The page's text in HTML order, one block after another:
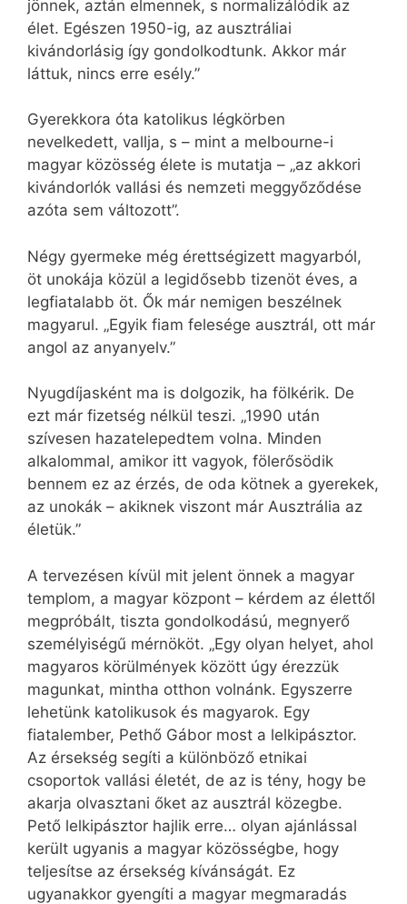
jönnek, aztán elmennek, s normalizálódik az
élet. Egészen 1950-ig, az ausztráliai
kivándorlásig így gondolkodtunk. Akkor már
láttuk, nincs erre esély.”
Gyerekkora óta katolikus légkörben
nevelkedett, vallja, s – mint a melbourne-i
magyar közösség élete is mutatja – „az akkori
kivándorlók vallási és nemzeti meggyőződése
azóta sem változott”.
Négy gyermeke még érettségizett magyarból,
öt unokája közül a legidősebb tizenöt éves, a
legfiatalabb öt. Ők már nemigen beszélnek
magyarul. „Egyik fiam felesége ausztrál, ott már
angol az anyanyelv.”
Nyugdíjasként ma is dolgozik, ha fölkérik. De
ezt már fizetség nélkül teszi. „1990 után
szívesen hazatelepedtem volna. Minden
alkalommal, amikor itt vagyok, fölerősödik
bennem ez az érzés, de oda kötnek a gyerekek,
az unokák – akiknek viszont már Ausztrália az
életük.”
A tervezésen kívül mit jelent önnek a magyar
templom, a magyar központ – kérdem az élettől
megpróbált, tiszta gondolkodású, megnyerő
személyiségű mérnököt. „Egy olyan helyet, ahol
magyaros körülmények között úgy érezzük
magunkat, mintha otthon volnánk. Egyszerre
lehetünk katolikusok és magyarok. Egy
fiatalember, Pethő Gábor most a lelkipásztor.
Az érsekség segíti a különböző etnikai
csoportok vallási életét, de az is tény, hogy be
akarja olvasztani őket az ausztrál közegbe.
Pető lelkipásztor hajlik erre… olyan ajánlással
került ugyanis a magyar közösségbe, hogy
teljesítse az érsekség kívánságát. Ez
ugyanakkor gyengíti a magyar megmaradás